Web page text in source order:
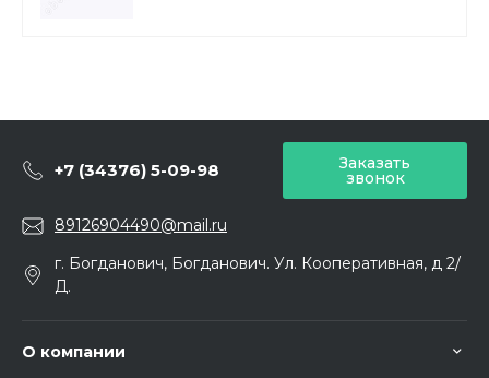
+7 (34376) 5-09-98 Заказать
звонок
89126904490@mail.ru
г. Богданович, Богданович. Ул. Кооперативная, д 2/
Д.
О компании